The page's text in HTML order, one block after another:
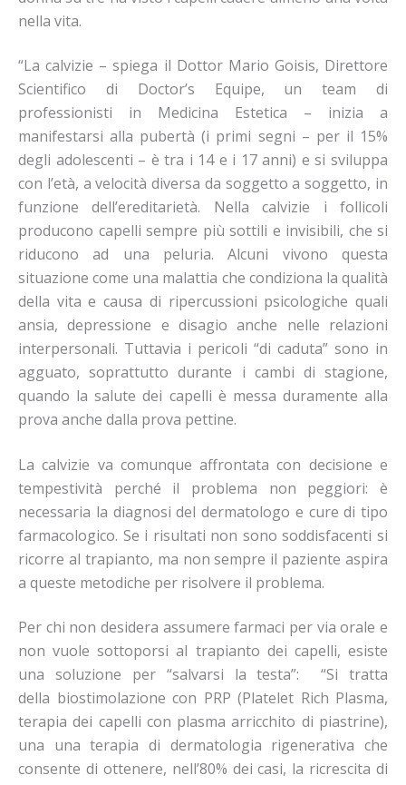
nella vita.
“La calvizie – spiega il Dottor Mario Goisis, Direttore
Scientifico di Doctor’s Equipe, un team di
professionisti in Medicina Estetica – inizia a
manifestarsi alla pubertà (i primi segni – per il 15%
degli adolescenti – è tra i 14 e i 17 anni) e si sviluppa
con l’età, a velocità diversa da soggetto a soggetto, in
funzione dell’ereditarietà. Nella calvizie i follicoli
producono capelli sempre più sottili e invisibili, che si
riducono ad una peluria. Alcuni vivono questa
situazione come una malattia che condiziona la qualità
della vita e causa di ripercussioni psicologiche quali
ansia, depressione e disagio anche nelle relazioni
interpersonali. Tuttavia i pericoli “di caduta” sono in
agguato, soprattutto durante i cambi di stagione,
quando la salute dei capelli è messa duramente alla
prova anche dalla prova pettine.
La calvizie va comunque affrontata con decisione e
tempestività perché il problema non peggiori: è
necessaria la diagnosi del dermatologo e cure di tipo
farmacologico. Se i risultati non sono soddisfacenti si
ricorre al trapianto, ma non sempre il paziente aspira
a queste metodiche per risolvere il problema.
Per chi non desidera assumere farmaci per via orale e
non vuole sottoporsi al trapianto dei capelli, esiste
una soluzione per “salvarsi la testa”: “Si tratta
della biostimolazione con PRP (Platelet Rich Plasma,
terapia dei capelli con plasma arricchito di piastrine),
una una terapia di dermatologia rigenerativa che
consente di ottenere, nell’80% dei casi, la ricrescita di